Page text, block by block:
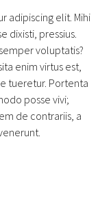
adipiscing elit. Mihi
dixisti, pressius.
voluptatis?
enim virtus est,
tueretur. Portenta
posse vivi;
de contrariis, a